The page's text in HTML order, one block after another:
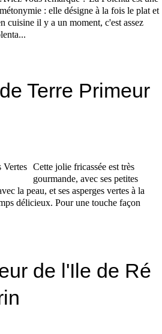
métonymie : elle désigne à la fois le plat et
cuisine il y a un moment, c'est assez
Terre Primeur
Cette jolie fricassée est très
gourmande, avec ses petites
la peau, et ses asperges vertes à la
délicieux. Pour une touche façon
de l'Ile de Ré